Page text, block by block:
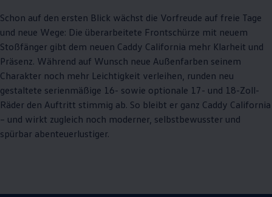
Schon auf den ersten Blick wächst die Vorfreude auf freie Tage
und neue Wege: Die überarbeitete Frontschürze mit neuem
Stoßfänger gibt dem neuen Caddy California mehr Klarheit und
Präsenz. Während auf Wunsch neue Außenfarben seinem
Charakter noch mehr Leichtigkeit verleihen, runden neu
gestaltete serienmäßige 16- sowie optionale 17- und 18-Zoll-
Räder den Auftritt stimmig ab. So bleibt er ganz Caddy California
– und wirkt zugleich noch moderner, selbstbewusster und
spürbar abenteuerlustiger.